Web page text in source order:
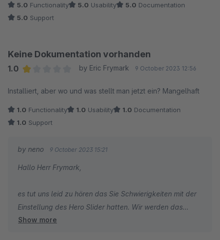
Konfiguration ist äußerst einfach, und die Benutzeroberfläche
ist sehr benutzerfreundlich.
5.0 Functionality 5.0 Usability 5.0 Documentation
5.0 Support
Keine Dokumentation vorhanden
1.0
by Eric Frymark 9 October 2023 12:56
Installiert, aber wo und was stellt man jetzt ein? Mangelhaft
1.0 Functionality 1.0 Usability 1.0 Documentation
1.0 Support
by neno 9 October 2023 15:21
Hallo Herr Frymark,
es tut uns leid zu hören das Sie Schwierigkeiten mit der
Einstellung des Hero Slider hatten. Wir werden das
berücksichtigen und zukünftig optimieren. Benötigen Sie
Show more